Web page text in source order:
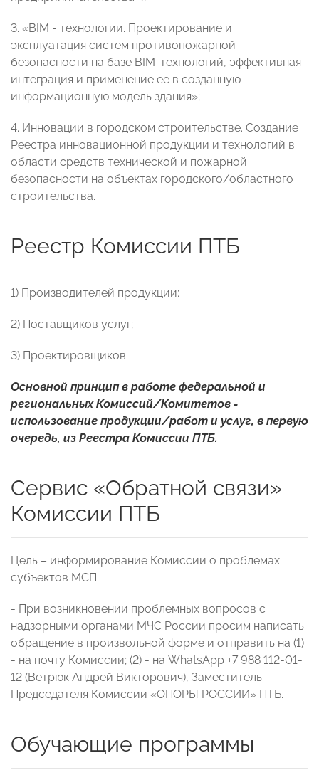
3. «BIM - технологии. Проектирование и
эксплуатация систем противопожарной
безопасности на базе BIM-технологий, эффективная
интеграция и применение ее в созданную
информационную модель здания»;
4. Инновации в городском строительстве. Создание
Реестра инновационной продукции и технологий в
области средств технической и пожарной
безопасности на объектах городского/областного
строительства.
Реестр Комиссии ПТБ
1) Производителей продукции;
2) Поставщиков услуг;
3) Проектировщиков.
Основной принцип в работе федеральной и
региональных Комиссий/Комитетов -
использование продукции/работ и услуг, в первую
очередь, из Реестра Комиссии ПТБ.
Сервис «Обратной связи»
Комиссии ПТБ
Цель – информирование Комиссии о проблемах
субъектов МСП
- При возникновении проблемных вопросов с
надзорными органами МЧС России просим написать
обращение в произвольной форме и отправить на (1)
- на почту Комиссии; (2) - на WhatsApp +7 988 112-01-
12 (Ветрюк Андрей Викторович), Заместитель
Председателя Комиссии «ОПОРЫ РОССИИ» ПТБ.
Обучающие программы